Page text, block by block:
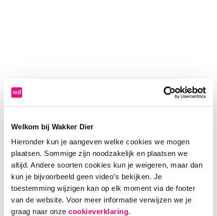
Welkom bij Wakker Dier
Hieronder kun je aangeven welke cookies we mogen
plaatsen. Sommige zijn noodzakelijk en plaatsen we
altijd. Andere soorten cookies kun je weigeren, maar dan
kun je bijvoorbeeld geen video’s bekijken. Je
toestemming wijzigen kan op elk moment via de footer
van de website. Voor meer informatie verwijzen we je
graag naar onze cookieverklaring.
Application error: a client-side exception has occurred (see the